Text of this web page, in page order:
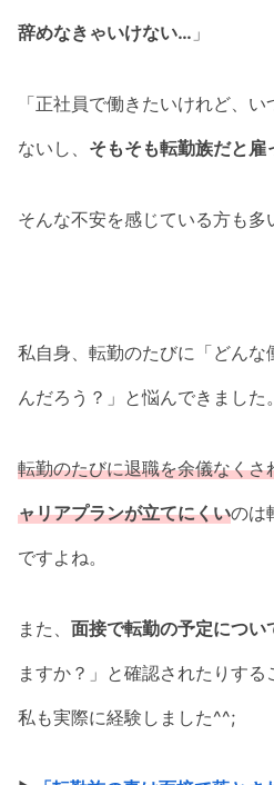
辞めなきゃいけない… 」
「正社員で働きたいけれど、
ないし、 そもそも転勤族だと
そんな不安を感じている方も多
私自身、転勤のたびに「どんな
んだろう？」と悩んできました。
転勤のたびに退職を余儀なくさ
ャリアプランが立てにくいのは
ですよね。
また、 面接で転勤の予定につい
ますか？」と確認されたりする
私も実際に経験しました^^;